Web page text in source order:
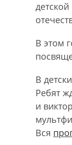
В этом
В
Ребят
и
Вся